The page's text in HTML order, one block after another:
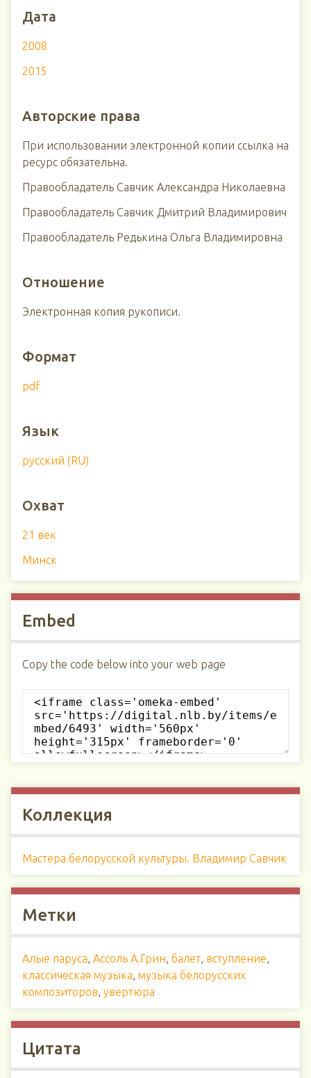
Дата
2008
2015
Авторские права
При использовании электронной копии ссылка на
ресурс обязательна.
Правообладатель Савчик Александра Николаевна
Правообладатель Савчик Дмитрий Владимирович
Правообладатель Редькина Ольга Владимировна
Отношение
Электронная копия рукописи.
Формат
pdf
Язык
русский (RU)
Охват
21 век
Минск
Embed
Copy the code below into your web page
Коллекция
Мастера белорусской культуры. Владимир Савчик
Метки
Алые паруса, Ассоль А.Грин, балет, вступление,
классическая музыка, музыка белорусских
композиторов, увертюра
Цитата